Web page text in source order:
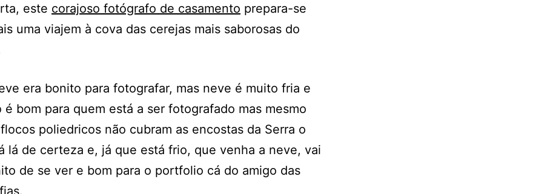
este corajoso fotógrafo de casamento prepara-se
uma viajem à cova das cerejas mais saborosas do
era bonito para fotografar, mas neve é muito fria e
é bom para quem está a ser fotografado mas mesmo
poliedricos não cubram as encostas da Serra o
lá de certeza e, já que está frio, que venha a neve, vai
de se ver e bom para o portfolio cá do amigo das